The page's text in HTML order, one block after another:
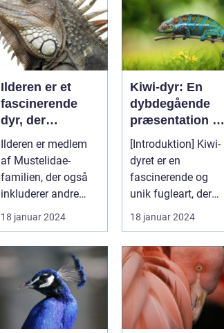
Ilderen er et
fascinerende
dyr, der
tiltrækker både
dyreejere og
dyreelskere på
grund af sin
personlighed og
charme
Ilderen er medlem
af Mustelidae-
familien, der også
inkluderer andre
små rovdyr som
mår, odder og græ...
18 januar 2024
Kiwi-dyr: En
dybdegående
præsentation af
en unik fugleart
[Introduktion] Kiwi-
dyret er en
fascinerende og
unik fugleart, der
tilhører ordenen
Apterygiformes o...
18 januar 2024